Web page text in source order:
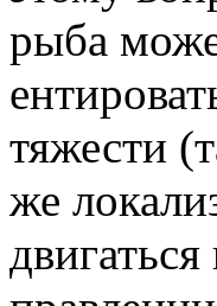
рыба
тяжести
же
двигаться